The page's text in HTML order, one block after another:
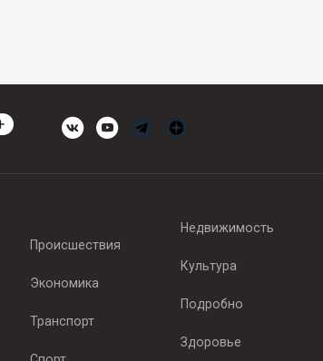
Происшествия
Экономика
Транспорт
Недвижимость
Культура
Подробно
Здоровье